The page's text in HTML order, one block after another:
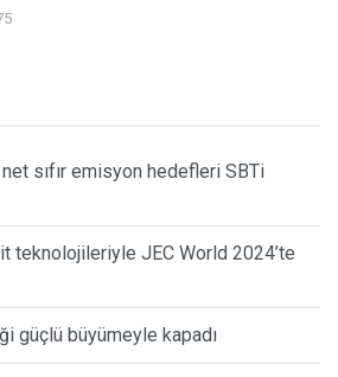
net sıfır emisyon hedefleri SBTi
teknolojileriyle JEC World 2024’te
güçlü büyümeyle kapadı